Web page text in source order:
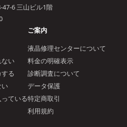
47-6 三山ビル1階
い
る
い
ている
ご案内
液晶修理センターについて
料金の明確表示
診断調査について
データ保護
特定商取引
利用規約